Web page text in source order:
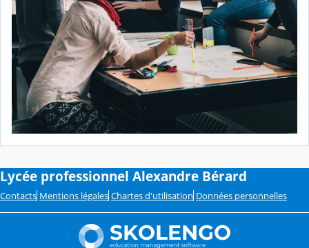
Lycée professionnel Alexandre Bérard
Contacts Mentions légales Chartes d'utilisation Données personnelles